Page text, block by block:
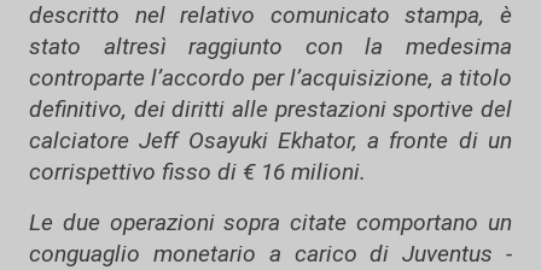
descritto nel relativo comunicato stampa, è
stato altresì raggiunto con la medesima
controparte l’accordo per l’acquisizione, a titolo
definitivo, dei diritti alle prestazioni sportive del
calciatore Jeff Osayuki Ekhator, a fronte di un
corrispettivo fisso di € 16 milioni.
Le due operazioni sopra citate comportano un
conguaglio monetario a carico di Juventus -